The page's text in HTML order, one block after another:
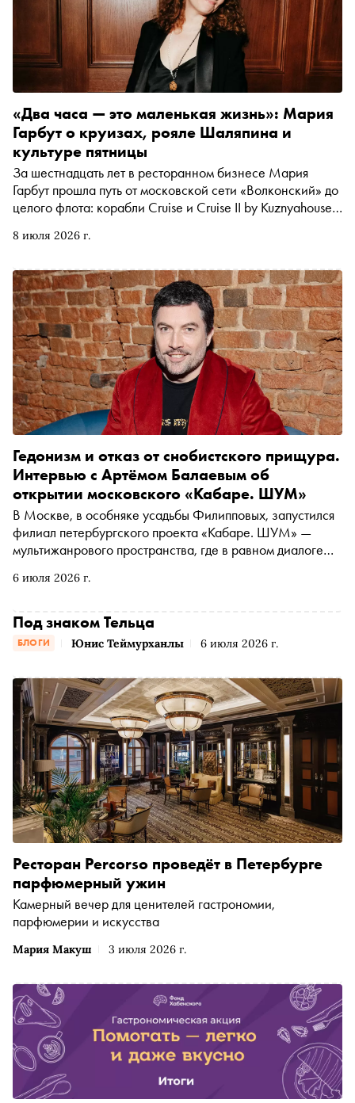
8 июля 2026 г.
«Два часа — это маленькая жизнь»: Мария
Гарбут о круизах, рояле Шаляпина и
культуре пятницы
За шестнадцать лет в ресторанном бизнесе Мария
Гарбут прошла путь от московской сети «Волконский» до
целого флота: корабли Cruise и Cruise II by Kuznyahouse
ресторан Kuznyahouse и музыкальное бистро B-Side.
покупает человек вместе с билетом на двухчасовой
рейс, правда ли мы стали меньше пить и зачем кораблю
рояль, на котором играл Шаляпин
6 июля 2026 г.
Гедонизм и отказ от снобистского прищура.
Интервью с Артёмом Балаевым об
открытии московского «Кабаре. ШУМ»
В Москве, в особняке усадьбы Филипповых, запустился
филиал петербургского проекта «Кабаре. ШУМ» —
мультижанрового пространства, где в равном диалоге
Петербурге «ШУМ» давно стал точкой притяжения для
режиссёров. «Сноб» поговорил с создателем проекта
Артёмом Балаевым о московском открытии, попытке
соединить светскую среду и независимую культурную
расстоянии вытянутой руки
БЛОГИ Юнис Теймурханлы 6 июля 2026 г.
Под знаком Тельца
Мария Макуш 3 июля 2026 г.
Ресторан Percorso проведёт в Петербурге
парфюмерный ужин
Камерный вечер для ценителей гастрономии,
парфюмерии и искусства